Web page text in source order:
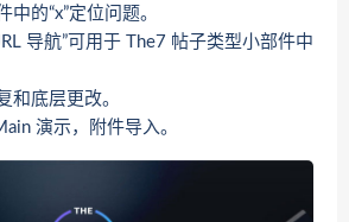
的“x”定位问题。
导航”可用于 The7 帖子类型小部件中
和底层更改。
演示，附件导入。